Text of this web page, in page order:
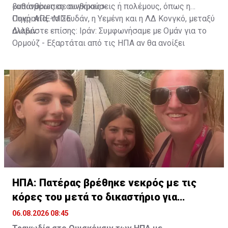
«απάνθρωπες συνθήκες».
βυθισμένες σε συγκρούσεις ή πολέμους, όπως η
Ουκρανία, το Σουδάν, η Υεμένη και η ΛΔ Κονγκό, μεταξύ
άλλων.
Πηγή: ΑΠΕ-ΜΠΕ
Διαβάστε επίσης: Ιράν: Συμφωνήσαμε με Ομάν για το
Ορμούζ - Εξαρτάται από τις ΗΠΑ αν θα ανοίξει
ΗΠΑ: Πατέρας βρέθηκε νεκρός με τις
κόρες του μετά το δικαστήριο για
διαζύγιο
06.08.2026 08:45